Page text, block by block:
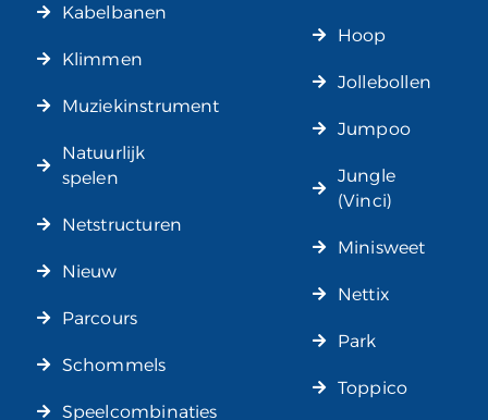
Kabelbanen
Klimmen
Muziekinstrument
Natuurlijk
spelen
Netstructuren
Nieuw
Parcours
Schommels
Speelcombinaties
Hoop
Jollebollen
Jumpoo
Jungle
(Vinci)
Minisweet
Nettix
Park
Toppico